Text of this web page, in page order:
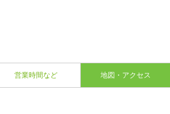
営業時間など 地図・アクセス